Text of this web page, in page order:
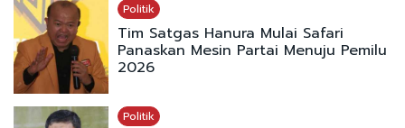
Politik
Tim Satgas Hanura Mulai Safari
Panaskan Mesin Partai Menuju Pemilu
2026
Politik